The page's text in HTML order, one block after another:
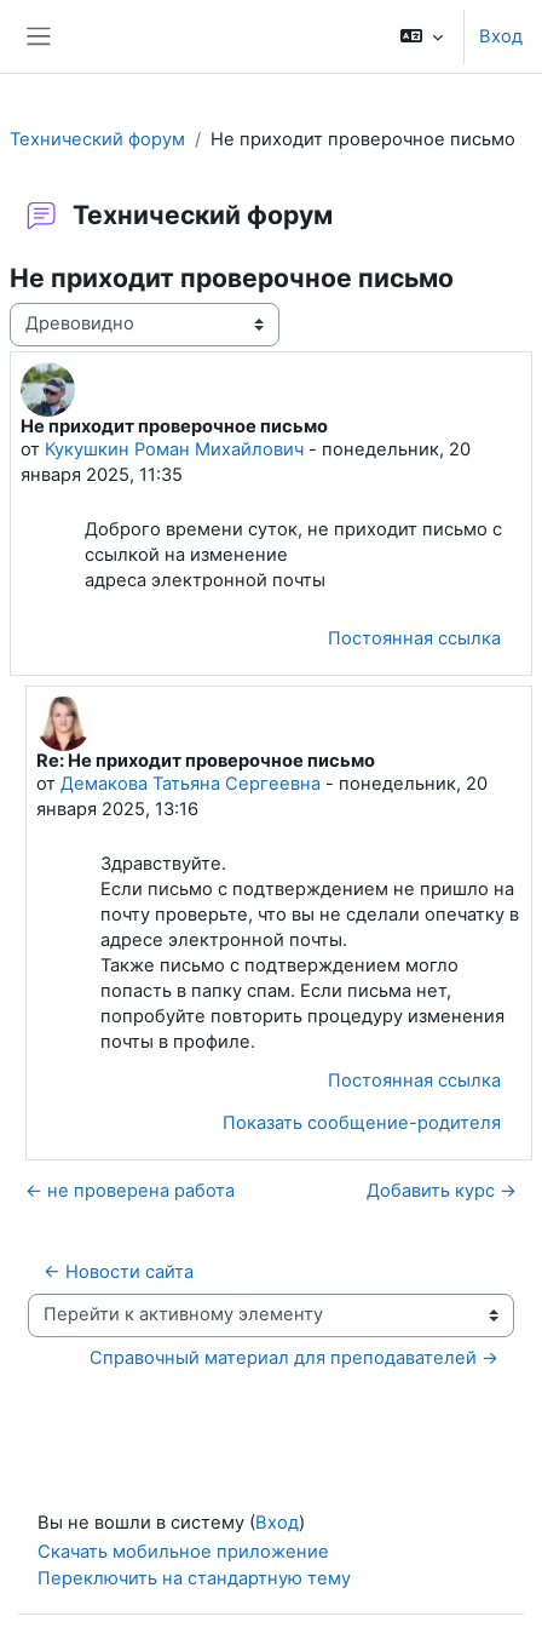
Вход
Технический форум Не приходит проверочное письмо
Технический форум
Не приходит проверочное письмо
Режим отображения
Не приходит проверочное письмо
от Кукушкин Роман Михайлович - понедельник, 20
января 2025, 11:35
Количество ответов: 1
Доброго времени суток, не приходит письмо с
ссылкой на изменение
адреса электронной почты
Постоянная ссылка
В ответ на Кукушкин Роман Михайлович
Re: Не приходит проверочное письмо
от Демакова Татьяна Сергеевна- понедельник, 20
января 2025, 13:16
Здравствуйте.
Если письмо с подтверждением не пришло на
почту проверьте, что вы не сделали опечатку в
адресе электронной почты.
Также письмо с подтверждением могло
попасть в папку спам. Если письма нет,
попробуйте повторить процедуру изменения
почты в профиле.
Постоянная ссылка
Показать сообщение-родителя
← не проверена работа Добавить курс →
← Новости сайта
Перейти к активному элементу
Справочный материал для преподавателей →
Вы не вошли в систему (Вход)
Скачать мобильное приложение
Переключить на стандартную тему